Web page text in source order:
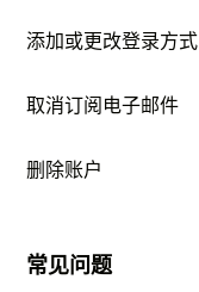
添加或更改登录方式
取消订阅电子邮件
删除账户
常见问题